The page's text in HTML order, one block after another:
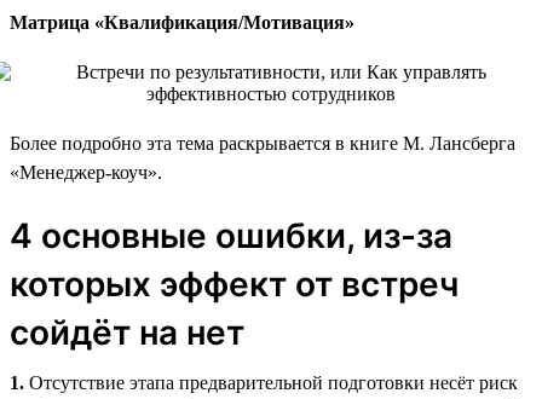
Матрица «Квалификация/Мотивация»
Более подробно эта тема раскрывается в книге М. Лансберга
«Менеджер-коуч».
4 основные ошибки, из-за
которых эффект от встреч
сойдёт на нет
1. Отсутствие этапа предварительной подготовки несёт риск